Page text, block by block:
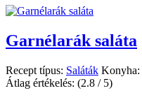
Garnélarák saláta
Recept típus: Saláták Konyha:
Átlag értékelés: (2.8 / 5)